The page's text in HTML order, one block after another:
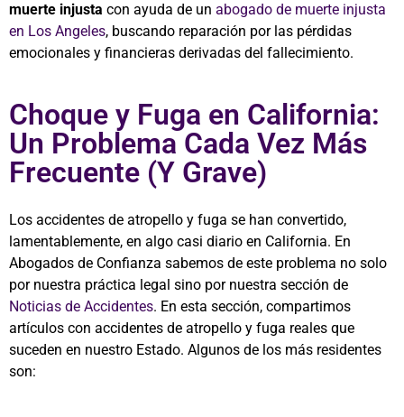
muerte injusta con ayuda de un abogado de muerte injusta
en Los Angeles, buscando reparación por las pérdidas
emocionales y financieras derivadas del fallecimiento.
Choque y Fuga en California:
Un Problema Cada Vez Más
Frecuente (Y Grave)
Los accidentes de atropello y fuga se han convertido,
lamentablemente, en algo casi diario en California. En
Abogados de Confianza sabemos de este problema no solo
por nuestra práctica legal sino por nuestra sección de
Noticias de Accidentes. En esta sección, compartimos
artículos con accidentes de atropello y fuga reales que
suceden en nuestro Estado. Algunos de los más residentes
son: